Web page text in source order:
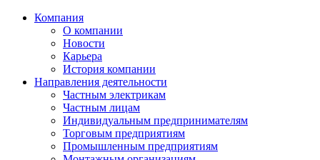
Компания
О компании
Новости
Карьера
История компании
Направления деятельности
Частным электрикам
Частным лицам
Индивидуальным предпринимателям
Торговым предприятиям
Промышленным предприятиям